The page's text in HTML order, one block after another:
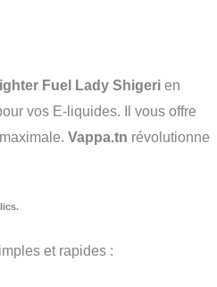
Fuel Lady Shigeri en
vos E-liquides. Il vous offre
Vappa.tn révolutionne
et rapides :